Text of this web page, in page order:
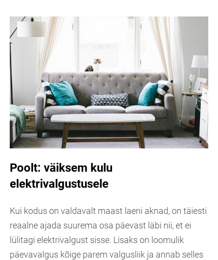
Poolt: väiksem kulu
elektrivalgustusele
Kui kodus on valdavalt maast laeni aknad, on täiesti
reaalne ajada suurema osa päevast läbi nii, et ei
lülitagi elektrivalgust sisse. Lisaks on loomulik
päevavalgus kõige parem valgusliik ja annab selles